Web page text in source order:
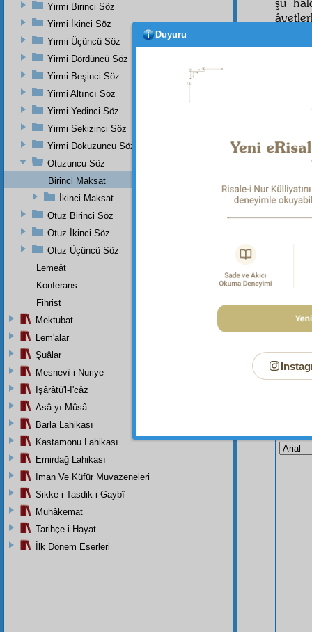
Dipnot-2
bk.
Yûnus,
Yirmi Birinci Söz
Yirmi İkinci Söz
Yirmi Üçüncü Söz
Yirmi Dördüncü Söz
Yirmi Beşinci Söz
Yirmi Altıncı Söz
Yirmi Yedinci Söz
Yirmi Sekizinci Söz
Yirmi Dokuzuncu Söz
Otuzuncu Söz
Birinci Maksat
İkinci Maksat
Otuz Birinci Söz
Otuz İkinci Söz
Otuz Üçüncü Söz
Lemeât
Konferans
Fihrist
Mektubat
Lem'alar
Şuâlar
Mesnevî-i Nuriye
İşârâtü'l-İ'câz
Asâ-yı Mûsâ
Barla Lahikası
Kastamonu Lahikası
Emirdağ Lahikası
İman Ve Küfür Muvazeneleri
Sikke-i Tasdik-i Gaybî
Muhâkemat
Tarihçe-i Hayat
İlk Dönem Eserleri
Duyuru